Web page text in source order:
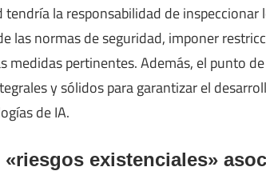
la responsabilidad de inspeccionar
las normas de seguridad, imponer
medidas pertinentes. Además, el punto
y sólidos para garantizar el
de IA.
existenciales»